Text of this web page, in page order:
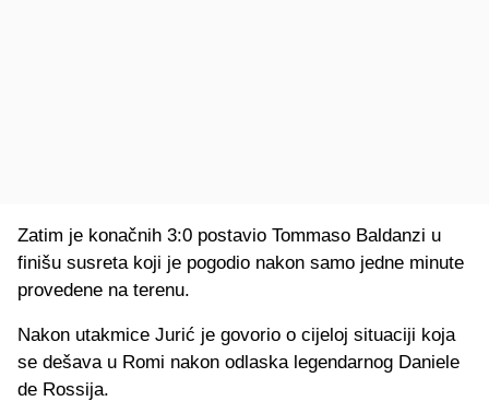
Zatim je konačnih 3:0 postavio Tommaso Baldanzi u
finišu susreta koji je pogodio nakon samo jedne minute
provedene na terenu.
Nakon utakmice Jurić je govorio o cijeloj situaciji koja
se dešava u Romi nakon odlaska legendarnog Daniele
de Rossija.